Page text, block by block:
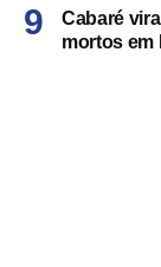
Cabaré
mortos em